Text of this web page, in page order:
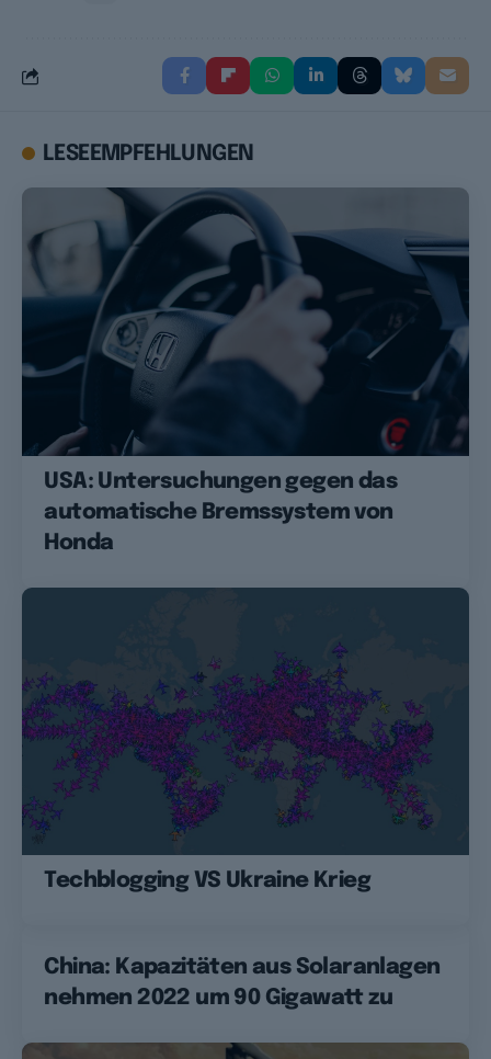
LESEEMPFEHLUNGEN
USA: Untersuchungen gegen das
automatische Bremssystem von
Honda
Techblogging VS Ukraine Krieg
China: Kapazitäten aus Solaranlagen
nehmen 2022 um 90 Gigawatt zu